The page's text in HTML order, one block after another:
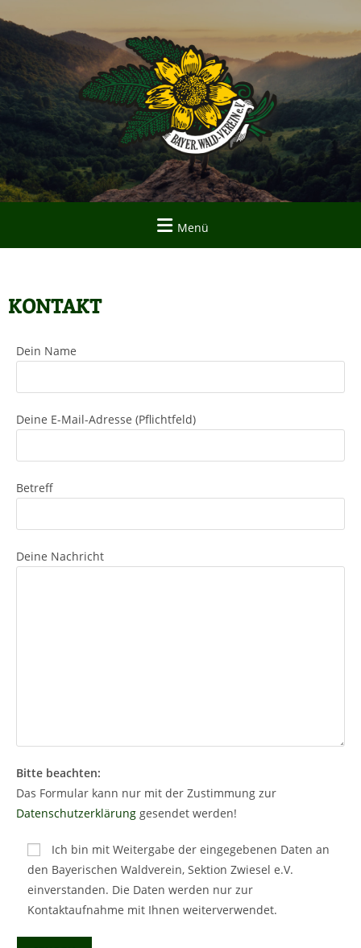
Menü
KONTAKT
Dein Name
Deine E-Mail-Adresse (Pflichtfeld)
Betreff
Deine Nachricht
Bitte beachten:
Das Formular kann nur mit der Zustimmung zur
Datenschutzerklärung gesendet werden!
Ich bin mit Weitergabe der eingegebenen Daten an
den Bayerischen Waldverein, Sektion Zwiesel e.V.
einverstanden. Die Daten werden nur zur
Kontaktaufnahme mit Ihnen weiterverwendet.